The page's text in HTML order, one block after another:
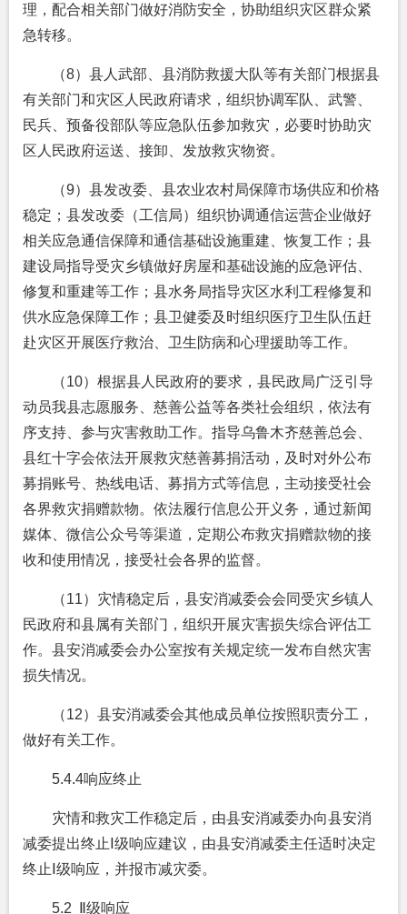
理，配合相关部门做好消防安全，协助组织灾区群众紧
急转移。
（8）县人武部、县消防救援大队等有关部门根据县
有关部门和灾区人民政府请求，组织协调军队、武警、
民兵、预备役部队等应急队伍参加救灾，必要时协助灾
区人民政府运送、接卸、发放救灾物资。
（9）县发改委、县农业农村局保障市场供应和价格
稳定；县发改委（工信局）组织协调通信运营企业做好
相关应急通信保障和通信基础设施重建、恢复工作；县
建设局指导受灾乡镇做好房屋和基础设施的应急评估、
修复和重建等工作；县水务局指导灾区水利工程修复和
供水应急保障工作；县卫健委及时组织医疗卫生队伍赶
赴灾区开展医疗救治、卫生防病和心理援助等工作。
（10）根据县人民政府的要求，县民政局广泛引导
动员我县志愿服务、慈善公益等各类社会组织，依法有
序支持、参与灾害救助工作。指导乌鲁木齐慈善总会、
县红十字会依法开展救灾慈善募捐活动，及时对外公布
募捐账号、热线电话、募捐方式等信息，主动接受社会
各界救灾捐赠款物。依法履行信息公开义务，通过新闻
媒体、微信公众号等渠道，定期公布救灾捐赠款物的接
收和使用情况，接受社会各界的监督。
（11）灾情稳定后，县安消减委会会同受灾乡镇人
民政府和县属有关部门，组织开展灾害损失综合评估工
作。县安消减委会办公室按有关规定统一发布自然灾害
损失情况。
（12）县安消减委会其他成员单位按照职责分工，
做好有关工作。
5.4.4响应终止
灾情和救灾工作稳定后，由县安消减委办向县安消
减委提出终止 级响应建议，由县安消减委主任适时决定
终止 级响应，并报市减灾委。
5.2 Ⅱ级响应